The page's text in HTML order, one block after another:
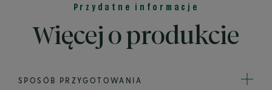
Przydatne informacje
Więcej o produkcie
SPOSÓB PRZYGOTOWANIA